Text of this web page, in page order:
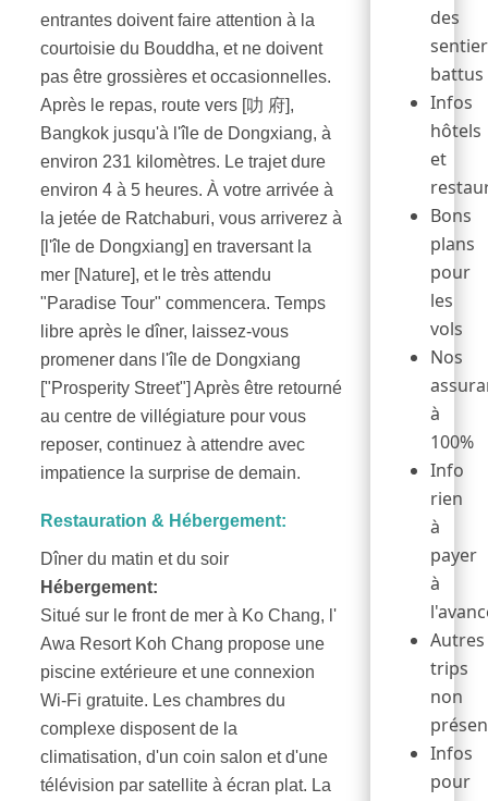
entrantes doivent faire attention à la
courtoisie du Bouddha, et ne doivent
pas être grossières et occasionnelles.
Après le repas, route vers [叻 府],
Bangkok jusqu'à l'île de Dongxiang, à
environ 231 kilomètres. Le trajet dure
environ 4 à 5 heures. À votre arrivée à
la jetée de Ratchaburi, vous arriverez à
[l'île de Dongxiang] en traversant la
mer [Nature], et le très attendu
"Paradise Tour" commencera. Temps
libre après le dîner, laissez-vous
promener dans l'île de Dongxiang
["Prosperity Street"] Après être retourné
au centre de villégiature pour vous
reposer, continuez à attendre avec
impatience la surprise de demain.
Restauration & Hébergement:
Dîner du matin et du soir
Hébergement:
Situé sur le front de mer à Ko Chang, l'
Awa Resort Koh Chang propose une
piscine extérieure et une connexion
Wi-Fi gratuite. Les chambres du
complexe disposent de la
climatisation, d'un coin salon et d'une
télévision par satellite à écran plat. La
des
sentier
battus
Infos
hôtels
et
Bons
plans
pour
les
vols
Nos
à
100%
Info
rien
à
payer
à
Autres
trips
non
Infos
pour